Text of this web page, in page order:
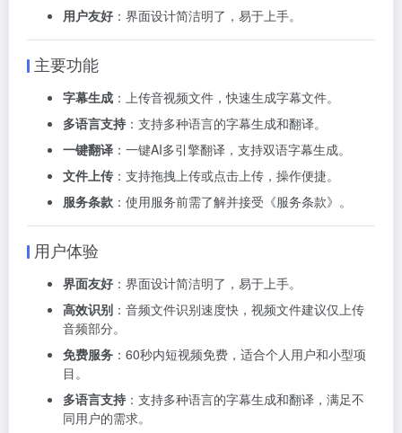
用户友好 ：界面设计简洁明了，易于上手。
主要功能
字幕生成 ：上传音视频文件，快速生成字幕文件。
多语言支持 ：支持多种语言的字幕生成和翻译。
一键翻译 ：一键AI多引擎翻译，支持双语字幕生成。
文件上传 ：支持拖拽上传或点击上传，操作便捷。
服务条款 ：使用服务前需了解并接受《服务条款》。
用户体验
界面友好 ：界面设计简洁明了，易于上手。
高效识别 ：音频文件识别速度快，视频文件建议仅上传
音频部分。
免费服务 ：60秒内短视频免费，适合个人用户和小型项
目。
多语言支持 ：支持多种语言的字幕生成和翻译，满足不
同用户的需求。